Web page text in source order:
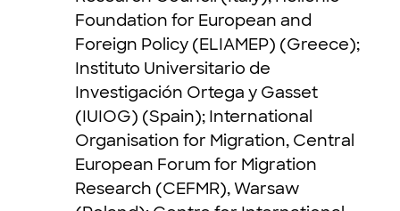
Foundation for European and
Foreign Policy (ELIAMEP) (Greece);
Instituto Universitario de
Investigación Ortega y Gasset
(IUIOG) (Spain); International
Organisation for Migration, Central
European Forum for Migration
Research (CEFMR), Warsaw